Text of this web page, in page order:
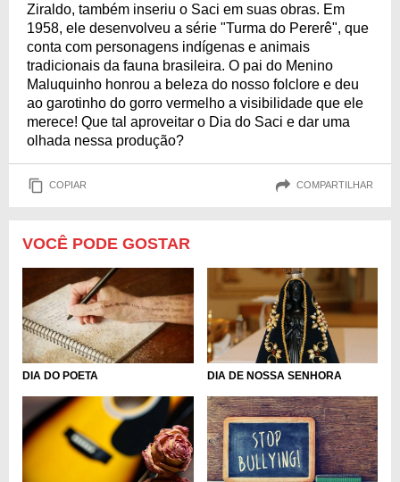
Ziraldo, também inseriu o Saci em suas obras. Em
1958, ele desenvolveu a série "Turma do Pererê", que
conta com personagens indígenas e animais
tradicionais da fauna brasileira. O pai do Menino
Maluquinho honrou a beleza do nosso folclore e deu
ao garotinho do gorro vermelho a visibilidade que ele
merece! Que tal aproveitar o Dia do Saci e dar uma
olhada nessa produção?
COPIAR COMPARTILHAR
VOCÊ PODE GOSTAR
DIA DO POETA DIA DE NOSSA SENHORA